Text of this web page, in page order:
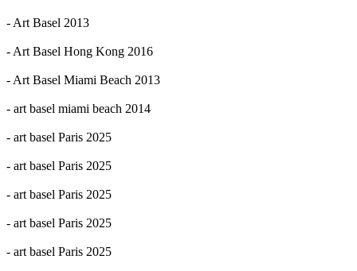
- Art Basel 2013
- Art Basel Hong Kong 2016
- Art Basel Miami Beach 2013
- art basel miami beach 2014
- art basel Paris 2025
- art basel Paris 2025
- art basel Paris 2025
- art basel Paris 2025
- art basel Paris 2025